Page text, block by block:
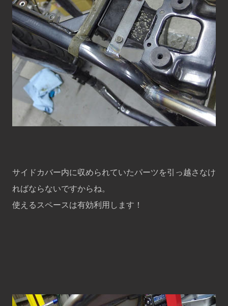
サイドカバー内に収められていたパーツを引っ越さなけ
ればならないですからね。
使えるスペースは有効利用します！